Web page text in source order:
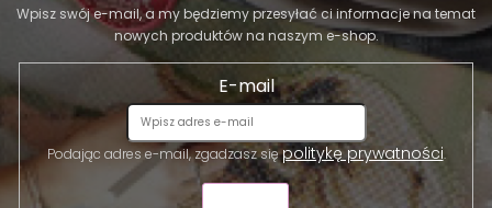
Wpisz swój e-mail, a my będziemy przesyłać ci informacje na temat
nowych produktów na naszym e-shop.
E-mail
Podając adres e-mail, zgadzasz siępolitykę prywatności.